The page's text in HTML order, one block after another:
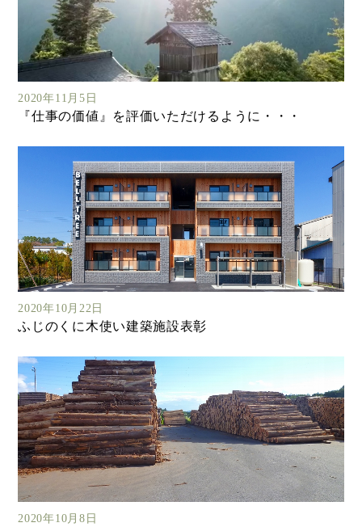
2020年11月5日
『仕事の価値』を評価いただけるように・・・
2020年10月22日
ふじのくに木使い建築施設表彰
2020年10月8日